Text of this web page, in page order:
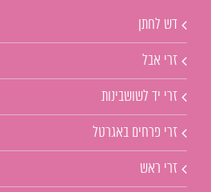
דש לחתן
זרי אבל
זרי יד לשושבינות
זרי פרחים באגרטל
זרי ראש